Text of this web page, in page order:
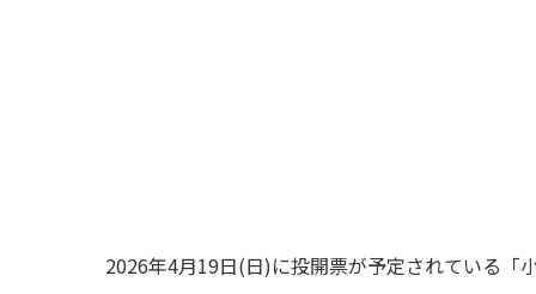
2026年4月19日(日)に投開票が予定されている「